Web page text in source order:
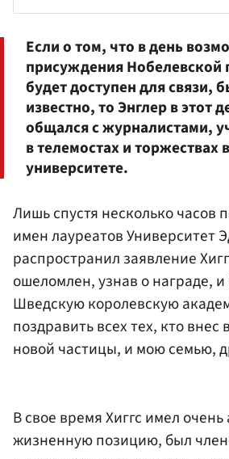
Если о том, что в день
присуждения Нобелевской
будет доступен для связи,
известно, то Энглер в этот
общался с журналистами,
в телемостах и торжествах
университете.
Лишь спустя несколько часов
имен лауреатов Университет
распространил заявление
ошеломлен, узнав о награде,
Шведскую королевскую
поздравить всех тех, кто внес
новой частицы, и мою семью,
В свое время Хиггс имел
жизненную позицию, был